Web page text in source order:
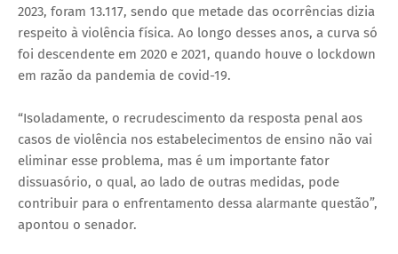
2023, foram 13.117, sendo que metade das ocorrências dizia
respeito à violência física. Ao longo desses anos, a curva só
foi descendente em 2020 e 2021, quando houve o lockdown
em razão da pandemia de covid-19.
“Isoladamente, o recrudescimento da resposta penal aos
casos de violência nos estabelecimentos de ensino não vai
eliminar esse problema, mas é um importante fator
dissuasório, o qual, ao lado de outras medidas, pode
contribuir para o enfrentamento dessa alarmante questão”,
apontou o senador.